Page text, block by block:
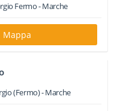
Fermo -Marche
Mappa
(Fermo) -Marche